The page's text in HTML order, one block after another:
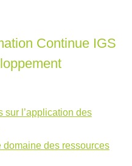
Continue IGS
sur l’application des
domaine des ressources